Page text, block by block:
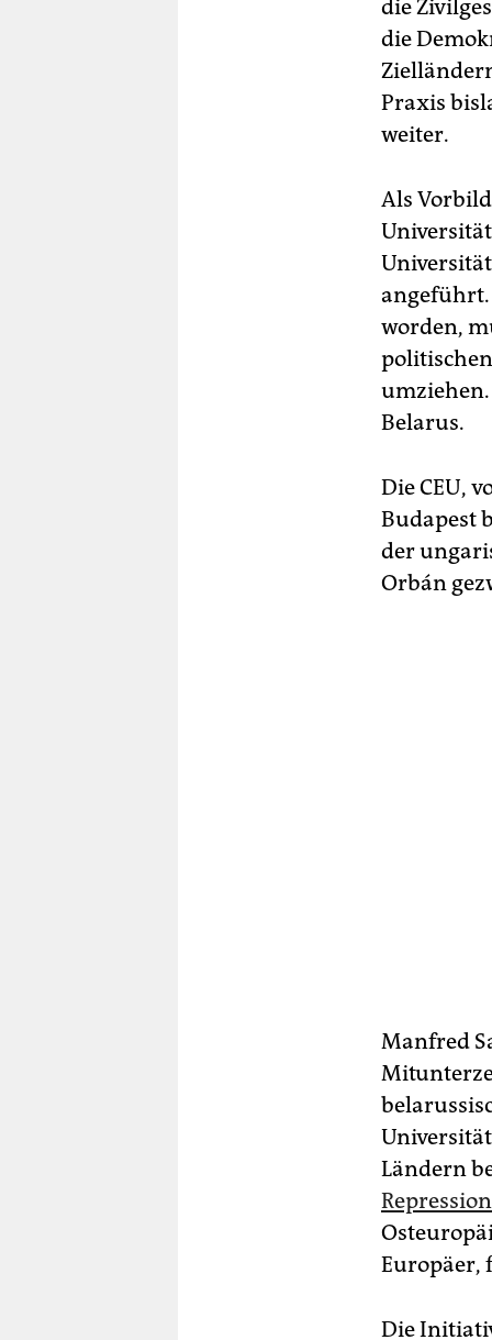
die
die
Praxis
weiter.
Als
angeführt.
worden,
Belarus.
Die CEU,
Budapest
der
Orbán
Manfred
Ländern
Europäer,
Die